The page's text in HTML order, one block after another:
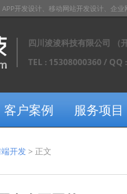
开发设计、移动网站开发设计、企
四川浚浚科技有限公司 （
TEL : 15308000360 / QQ
客户案例 服务项目
开发> 正文